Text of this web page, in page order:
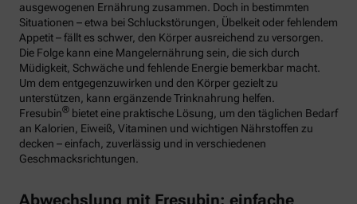
ausgewogenen Ernährung zusammen. Doch in bestimmten
Situationen – etwa bei Schluckstörungen, Übelkeit oder fehlendem
Appetit – fällt es schwer, den Körper ausreichend zu versorgen.
Die Folge kann eine Mangelernährung sein, die sich durch
Müdigkeit, Schwäche und fehlende Energie bemerkbar macht.
Um dem entgegenzuwirken und den Körper gezielt zu
unterstützen, kann ergänzende Trinknahrung helfen.
Fresubin® bietet eine praktische Lösung, um den täglichen Bedarf
an Kalorien, Eiweiß, Vitaminen und wichtigen Nährstoffen zu
decken – einfach, zuverlässig und in verschiedenen
Geschmacksrichtungen.
Abwechslung mit Fresubin: einfache